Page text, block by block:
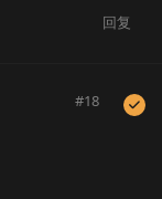
回复
#18